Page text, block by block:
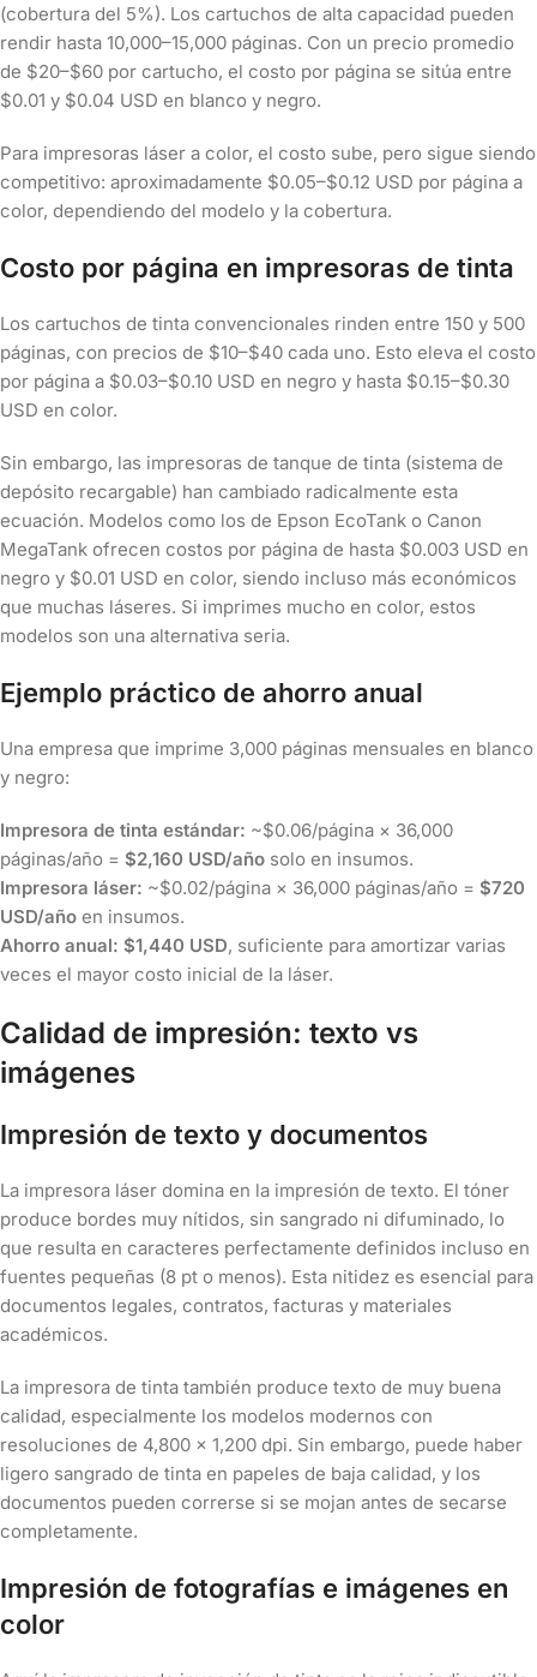
(cobertura del 5%). Los cartuchos de alta capacidad pueden
rendir hasta 10,000–15,000 páginas. Con un precio promedio
de $20–$60 por cartucho, el costo por página se sitúa entre
$0.01 y $0.04 USD en blanco y negro.
Para impresoras láser a color, el costo sube, pero sigue siendo
competitivo: aproximadamente $0.05–$0.12 USD por página a
color, dependiendo del modelo y la cobertura.
Costo por página en impresoras de tinta
Los cartuchos de tinta convencionales rinden entre 150 y 500
páginas, con precios de $10–$40 cada uno. Esto eleva el costo
por página a $0.03–$0.10 USD en negro y hasta $0.15–$0.30
USD en color.
Sin embargo, las impresoras de tanque de tinta (sistema de
depósito recargable) han cambiado radicalmente esta
ecuación. Modelos como los de Epson EcoTank o Canon
MegaTank ofrecen costos por página de hasta $0.003 USD en
negro y $0.01 USD en color, siendo incluso más económicos
que muchas láseres. Si imprimes mucho en color, estos
modelos son una alternativa seria.
Ejemplo práctico de ahorro anual
Una empresa que imprime 3,000 páginas mensuales en blanco
y negro:
Impresora de tinta estándar: ~$0.06/página × 36,000
páginas/año = $2,160 USD/año solo en insumos.
Impresora láser: ~$0.02/página × 36,000 páginas/año = $720
USD/año en insumos.
Ahorro anual: $1,440 USD, suficiente para amortizar varias
veces el mayor costo inicial de la láser.
Calidad de impresión: texto vs
imágenes
Impresión de texto y documentos
La impresora láser domina en la impresión de texto. El tóner
produce bordes muy nítidos, sin sangrado ni difuminado, lo
que resulta en caracteres perfectamente definidos incluso en
fuentes pequeñas (8 pt o menos). Esta nitidez es esencial para
documentos legales, contratos, facturas y materiales
académicos.
La impresora de tinta también produce texto de muy buena
calidad, especialmente los modelos modernos con
resoluciones de 4,800 × 1,200 dpi. Sin embargo, puede haber
ligero sangrado de tinta en papeles de baja calidad, y los
documentos pueden correrse si se mojan antes de secarse
completamente.
Impresión de fotografías e imágenes en
color